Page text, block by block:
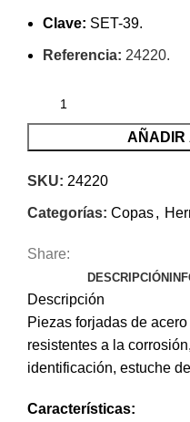
Clave: SET-39.
Referencia: 24220.
AÑADIR
SKU: 24220
Categorías: Copas,
Share:
DESCRIPCIÓN
Descripción
Piezas forjadas de
resistentes a la
identificación, estuche
Características: